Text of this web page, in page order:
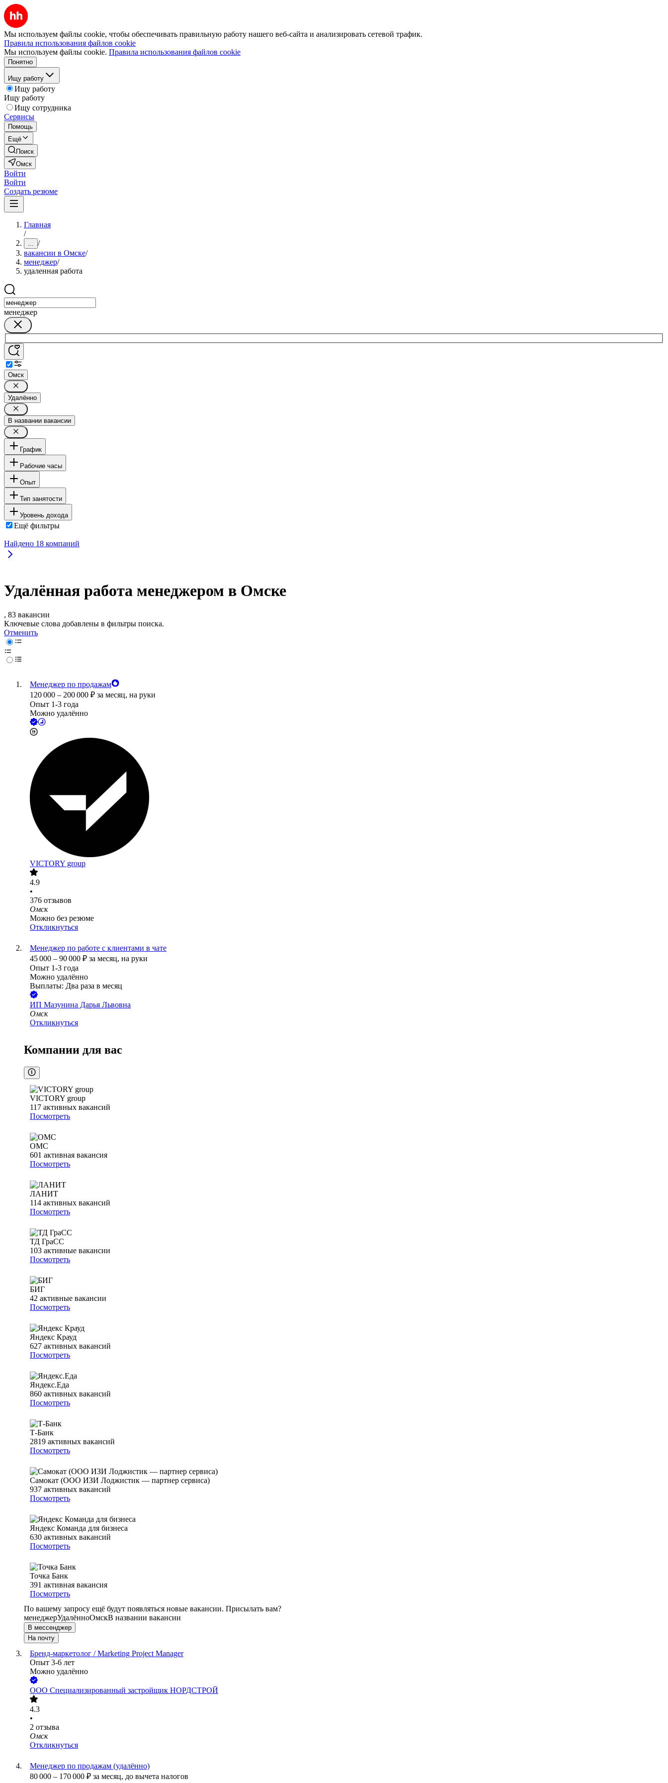
Мы используем файлы cookie, чтобы обеспечивать правильную работу нашего веб-сайта и анализировать сетевой трафик.
Правила использования файлов cookie
Мы используем файлы cookie. Правила использования файлов cookie
Понятно
Ищу работу
Ищу работу
Ищу работу
Ищу сотрудника
Сервисы
Помощь
Ещё
Поиск
Омск
Войти
Войти
Создать резюме
Главная
/
... /
вакансии в Омске/
менеджер/
удаленная работа
менеджер
Омск
Удалённо
В названии вакансии
График
Рабочие часы
Опыт
Тип занятости
Уровень дохода
Ещё фильтры
Найдено 18 компаний
Удалённая работа менеджером в Омске
, 83 вакансии
Ключевые слова добавлены в фильтры поиска.
Отменить
Менеджер по продажам
120 000 – 200 000 ₽ за месяц, на руки
Опыт 1-3 года
Можно удалённо
VICTORY group
4.9
•
376 отзывов
Омск
Можно без резюме
Откликнуться
Менеджер по работе с клиентами в чате
45 000 – 90 000 ₽ за месяц, на руки
Опыт 1-3 года
Можно удалённо
Выплаты: Два раза в месяц
ИП Мазунина Дарья Львовна
Омск
Откликнуться
Компании для вас
VICTORY group
117 активных вакансий
Посмотреть
ОМС
601 активная вакансия
Посмотреть
ЛАНИТ
114 активных вакансий
Посмотреть
ТД ГраСС
103 активные вакансии
Посмотреть
БИГ
42 активные вакансии
Посмотреть
Яндекс Крауд
627 активных вакансий
Посмотреть
Яндекс.Еда
860 активных вакансий
Посмотреть
Т-Банк
2819 активных вакансий
Посмотреть
Самокат (ООО ИЗИ Лоджистик — партнер сервиса)
937 активных вакансий
Посмотреть
Яндекс Команда для бизнеса
630 активных вакансий
Посмотреть
Точка Банк
391 активная вакансия
Посмотреть
По вашему запросу ещё будут появляться новые вакансии. Присылать вам?
менеджерУдалённоОмскВ названии вакансии
В мессенджер
На почту
Бренд-маркетолог / Marketing Project Manager
Опыт 3-6 лет
Можно удалённо
ООО Специализированный застройщик НОРДСТРОЙ
4.3
•
2 отзыва
Омск
Откликнуться
Менеджер по продажам (удалённо)
80 000 – 170 000 ₽ за месяц, до вычета налогов